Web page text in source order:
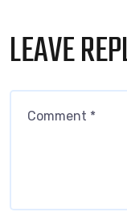
LEAVE